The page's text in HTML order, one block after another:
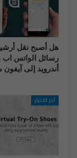
هل أصبح نقل
رسائل الواتس اب
أندرويد إلى آيفون
آخر الاخبار